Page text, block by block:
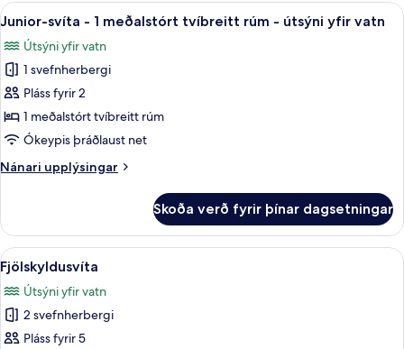
borgarsýn
Skoða
allar
myndir
fyrir
Junior-
svíta
-
meðalstórt
útsýni
yfir
vatn
Junior-svíta - 1 meðalstórt tvíbreitt
13
Junior-svíta - 1 meðalstórt tvíbreitt rúm - útsýni yfir vatn
Útsýni yfir vatn
1 svefnherbergi
Pláss fyrir 2
1 meðalstórt tvíbreitt rúm
Ókeypis þráðlaust net
Nánari upplýsingar
Nánari
svíta
1
meðalstórt
tvíbreitt
rúm
útsýni
Skoða verð fyrir þínar dagsetningar
Skoða
allar
myndir
fyrir
Fjölskyldusvíta
Fjölskyldusvíta | Myrkratjöld/-
20
Fjölskyldusvíta
Útsýni yfir vatn
2 svefnherbergi
Pláss fyrir 5